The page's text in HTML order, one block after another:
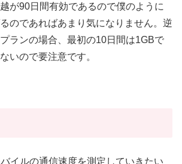
が90日間有効であるので僕のように
のであればあまり気になりません。逆
ランの場合、最初の10日間は1GBで
いので要注意です。
イルの通信速度を測定していきたい